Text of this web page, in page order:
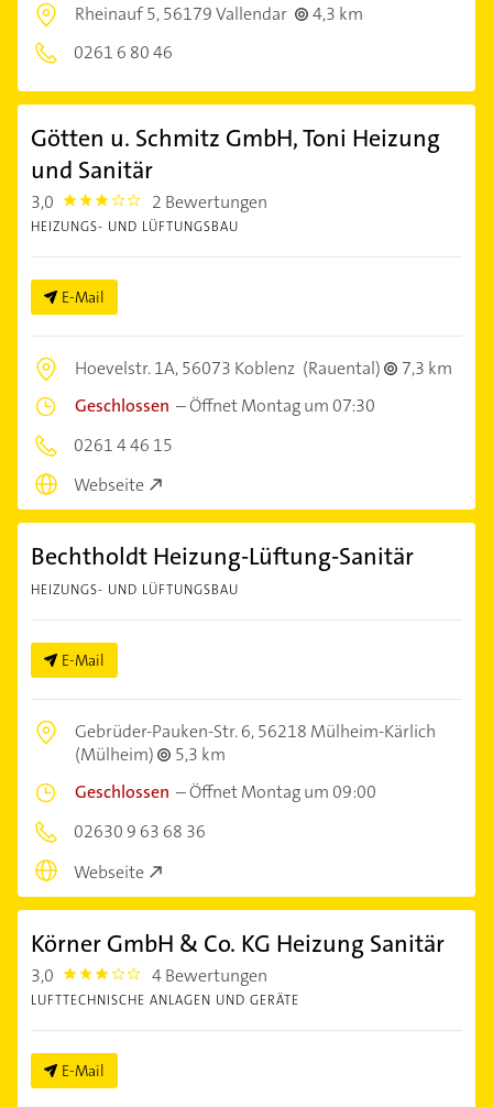
Rheinauf 5,56179 Vallendar
4,3 km
0261 6 80 46
Götten u. Schmitz GmbH, Toni Heizung
und Sanitär
3,0 3.0 2 Bewertungen
HEIZUNGS- UND LÜFTUNGSBAU
E-Mail
Hoevelstr. 1A,56073 Koblenz (Rauental)
7,3 km
Geschlossen –Öffnet Montag um 07:30
0261 4 46 15
Webseite
Bechtholdt Heizung-Lüftung-Sanitär
HEIZUNGS- UND LÜFTUNGSBAU
E-Mail
Gebrüder-Pauken-Str. 6,56218 Mülheim-Kärlich
(Mülheim)
5,3 km
Geschlossen –Öffnet Montag um 09:00
02630 9 63 68 36
Webseite
Körner GmbH & Co. KG Heizung Sanitär
3,0 3.0 4 Bewertungen
LUFTTECHNISCHE ANLAGEN UND GERÄTE
E-Mail